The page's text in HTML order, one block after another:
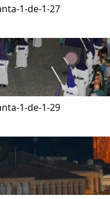
1-de-1-27
1-de-1-29